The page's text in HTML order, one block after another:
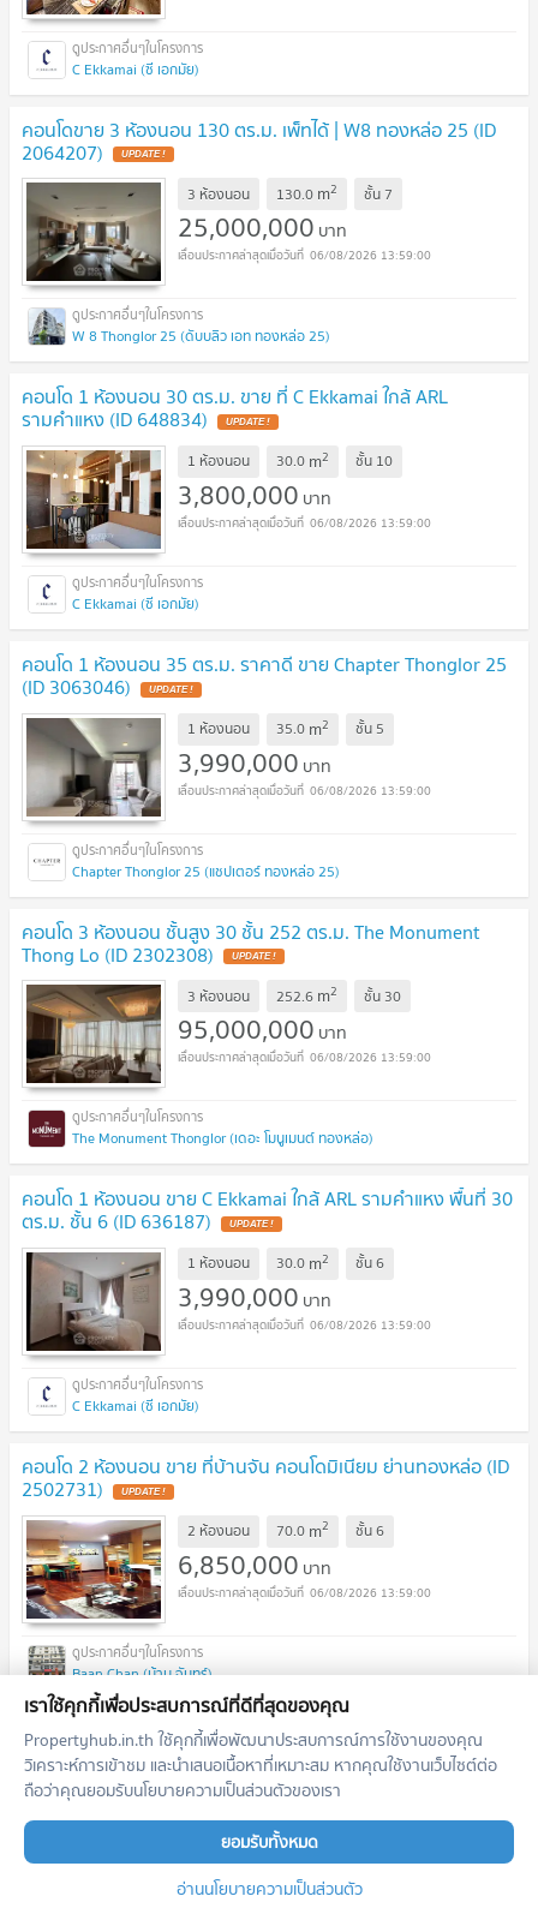
C Ekkamai (ซี เอกมัย)
คอนโดขาย 3 ห้องนอน 130 ตร.ม. เพ็ทได้ | W8 ทองหล่อ 25 (ID
2064207) UPDATE !
3 ห้องนอน 130.0 m2 ชั้น 7
25,000,000 บาท
06/08/2026 13:59:00
W 8 Thonglor 25 (ดับบลิว เอท ทองหล่อ 25)
คอนโด 1 ห้องนอน 30 ตร.ม. ขาย ที่ C Ekkamai ใกล้ ARL
รามคำแหง (ID 648834) UPDATE !
1 ห้องนอน 30.0 m2 ชั้น 10
3,800,000 บาท
06/08/2026 13:59:00
C Ekkamai (ซี เอกมัย)
คอนโด 1 ห้องนอน 35 ตร.ม. ราคาดี ขาย Chapter Thonglor 25
(ID 3063046) UPDATE !
1 ห้องนอน 35.0 m2 ชั้น 5
3,990,000 บาท
06/08/2026 13:59:00
Chapter Thonglor 25 (แชปเตอร์ ทองหล่อ 25)
คอนโด 3 ห้องนอน ชั้นสูง 30 ชั้น 252 ตร.ม. The Monument
Thong Lo (ID 2302308) UPDATE !
3 ห้องนอน 252.6 m2 ชั้น 30
95,000,000 บาท
06/08/2026 13:59:00
The Monument Thonglor (เดอะ โมนูเมนต์ ทองหล่อ)
คอนโด 1 ห้องนอน ขาย C Ekkamai ใกล้ ARL รามคำแหง พื้นที่ 30
ตร.ม. ชั้น 6 (ID 636187) UPDATE !
1 ห้องนอน 30.0 m2 ชั้น6
3,990,000 บาท
06/08/2026 13:59:00
C Ekkamai (ซี เอกมัย)
คอนโด 2 ห้องนอน ขาย ที่บ้านจัน คอนโดมิเนียม ย่านทองหล่อ (ID
2502731) UPDATE !
2 ห้องนอน 70.0 m2 ชั้น6
6,850,000 บาท
06/08/2026 13:59:00
Baan Chan (บ้าน จันทร์)
ก่อนหน้า 1 2 ...
17 18 ถัดไป
เอเจ้นท์แนะนำประจำโครงการ
ตำแหน่งนี้ยังว่างอยู่
สมัครเป็นนายหน้าแนะนำในพื้นที่นี้
เพิ่มโอกาสสอบถาม รับฝาก เช่า/ขาย อสังหาฯ
เราใช้คุกกี้เพื่อประสบการณ์ที่ดีที่สุดของคุณ
Propertyhub.in.th ใช้คุกกี้เพื่อพัฒนาประสบการณ์การใช้งานของคุณ
วิเคราะห์การเข้าชม และนำเสนอเนื้อหาที่เหมาะสม หากคุณใช้งานเว็บไซต์ต่อ
ถือว่าคุณยอมรับนโยบายความเป็นส่วนตัวของเรา
ยอมรับทั้งหมด
อ่านนโยบายความเป็นส่วนตัว